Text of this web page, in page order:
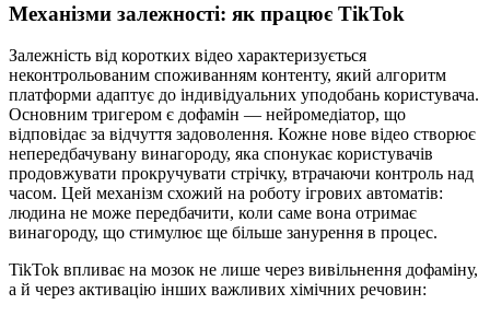
Механізми залежності: як працює TikTok
Залежність від коротких відео характеризується
неконтрольованим споживанням контенту, який алгоритм
платформи адаптує до індивідуальних уподобань користувача.
Основним тригером є дофамін — нейромедіатор, що
відповідає за відчуття задоволення. Кожне нове відео створює
непередбачувану винагороду, яка спонукає користувачів
продовжувати прокручувати стрічку, втрачаючи контроль над
часом. Цей механізм схожий на роботу ігрових автоматів:
людина не може передбачити, коли саме вона отримає
винагороду, що стимулює ще більше занурення в процес.
TikTok впливає на мозок не лише через вивільнення дофаміну,
а й через активацію інших важливих хімічних речовин: